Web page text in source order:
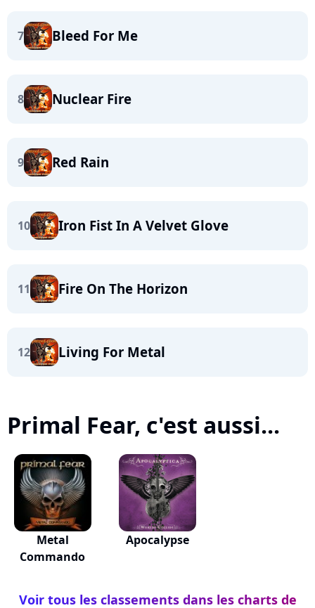
7 Bleed For Me
8 Nuclear Fire
9 Red Rain
10 Iron Fist In A Velvet Glove
11 Fire On The Horizon
12 Living For Metal
Primal Fear, c'est aussi...
Metal
Commando
Apocalypse
Voir tous les classements dans les charts de